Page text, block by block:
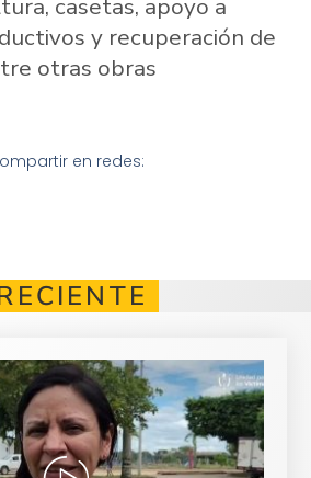
casetas, apoyo a
y recuperación de
otras obras
en redes: